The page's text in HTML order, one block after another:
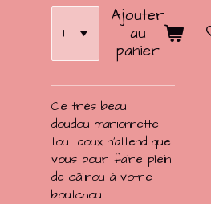
Ajouter
au
panier
Ce très beau
doudou marionnette
tout doux n'attend que
vous pour faire plein
de câlinou à votre
boutchou.